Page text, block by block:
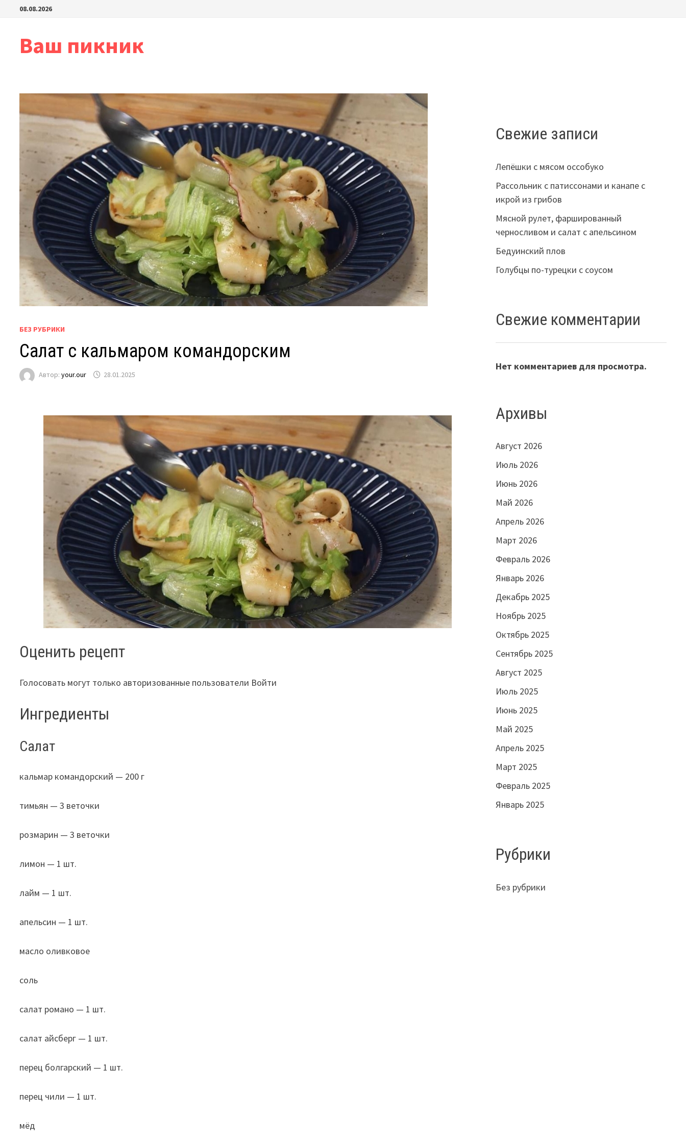
Перейти08.08.2026
Ваш пикник
БЕЗ РУБРИКИ
Салат с кальмаром командорским
Автор:your.our 28.01.2025
Оценить рецепт
Голосовать могут только авторизованные пользователи Войти
Ингредиенты
Салат
кальмар командорский — 200 г
тимьян — 3 веточки
розмарин — 3 веточки
лимон — 1 шт.
лайм — 1 шт.
апельсин — 1 шт.
масло оливковое
соль
салат романо — 1 шт.
салат айсберг — 1 шт.
перец болгарский — 1 шт.
перец чили — 1 шт.
мёд
Свежие записи
Лепёшки с мясом оссобуко
Рассольник с патиссонами и канапе с
икрой из грибов
Мясной рулет, фаршированный
черносливом и салат с апельсином
Бедуинский плов
Голубцы по-турецки с соусом
Свежие комментарии
Нет комментариев для просмотра.
Архивы
Август 2026
Июль 2026
Июнь 2026
Май 2026
Апрель 2026
Март 2026
Февраль 2026
Январь 2026
Декабрь 2025
Ноябрь 2025
Октябрь 2025
Сентябрь 2025
Август 2025
Июль 2025
Июнь 2025
Май 2025
Апрель 2025
Март 2025
Февраль 2025
Январь 2025
Рубрики
Без рубрики